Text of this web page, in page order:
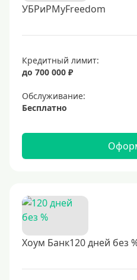
УБРиРMyFreedom
Кредитный лимит:
до 700 000 ₽
Обслуживание:
Бесплатно
Хоум Банк120 дней без